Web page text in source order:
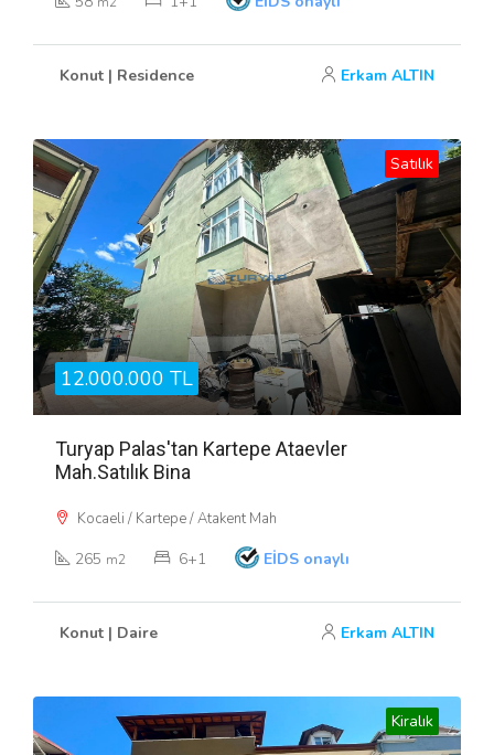
Konut | Residence Erkam ALTIN
Satılık
12.000.000 TL
Turyap Palas'tan Kartepe Ataevler
Mah.Satılık Bina
Kocaeli / Kartepe / Atakent Mah
265 m2 6+1 EİDS onaylı
Konut | Daire Erkam ALTIN
Kiralık